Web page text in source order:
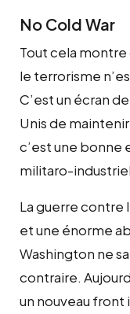
No Cold War
Tout cela
le terrorisme
C’est un écran
Unis de
c’est une bonne
militaro-
La guerre contre
et une énorme
Washington ne
contraire.
un nouveau